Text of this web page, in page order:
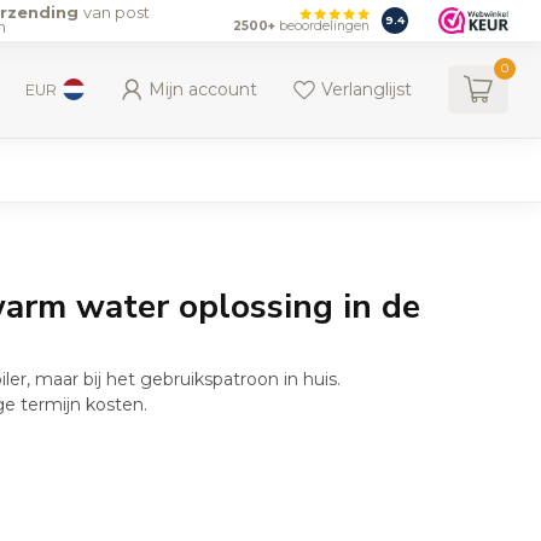
van post
2500+ beoordelingen 9.4
EUR Mijn account Verlanglijst
0
water oplossing in de
maar bij het gebruikspatroon in huis.
termijn kosten.